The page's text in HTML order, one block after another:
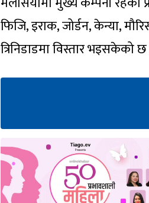
फिजि, इराक, जोर्डन, केन्या,
त्रिनिडाडमा विस्तार भइसकेको छ